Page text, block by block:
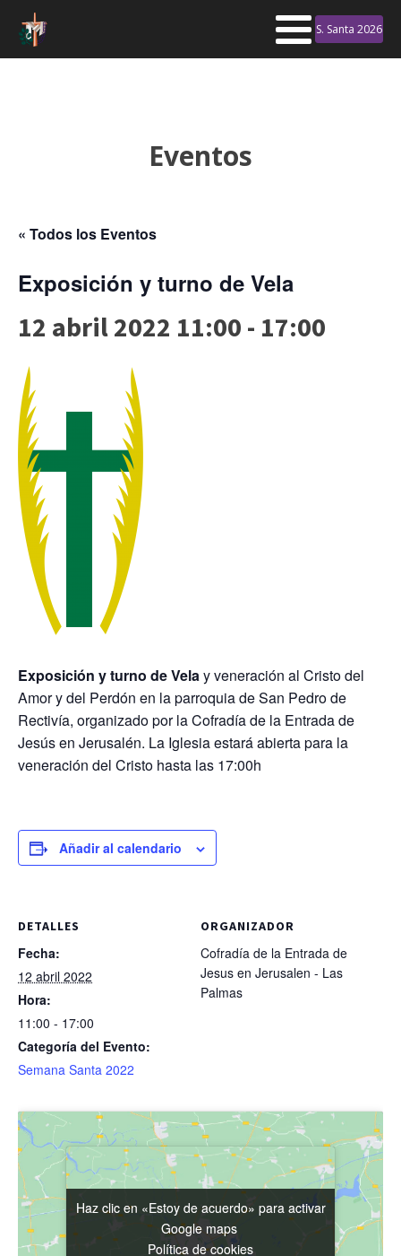
S. Santa 2026
Eventos
« Todos los Eventos
Exposición y turno de Vela
12 abril 2022 11:00 - 17:00
Exposición y turno de Velay veneración al Cristo del
Amor y del Perdón en la parroquia de San Pedro de
Rectivía, organizado por la Cofradía de la Entrada de
Jesús en Jerusalén. La Iglesia estará abierta para la
veneración del Cristo hasta las 17:00h
Añadir al calendario
DETALLES
Fecha:
12 abril 2022
Hora:
11:00 - 17:00
Categoría del Evento:
Semana Santa 2022
ORGANIZADOR
Cofradía de la Entrada de
Jesus en Jerusalen - Las
Palmas
Haz clic en «Estoy de acuerdo» para activar
Google maps
Política de cookies
Haz clic en «Estoy de acuerdo» para activar
Google maps
Política de cookies